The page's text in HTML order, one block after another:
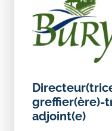
greffier(ère)-
adjoint(e)